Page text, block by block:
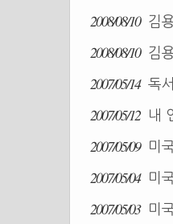
2008/08/10 김
2008/08/10 김
2007/05/14 독
2007/05/12
내
2007/05/09
미
2007/05/04 미
2007/05/03
미